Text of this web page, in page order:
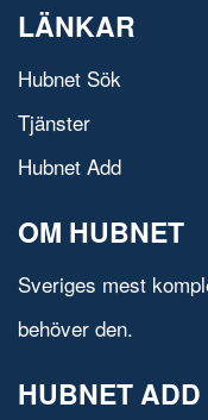
LÄNKAR
Hubnet Sök
Tjänster
Hubnet Add
OM HUBNET
Sveriges mest
behöver den.
HUBNET ADD